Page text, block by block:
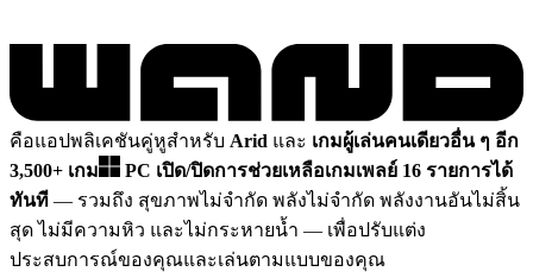
คือแอปพลิเคชันคู่หูสำหรับ Arid และ เกมผู้เล่นคนเดียวอื่น ๆ อีก
3,500+ เกม
PC เปิด/ปิดการช่วยเหลือเกมเพลย์ 16 รายการได้
ทันที — รวมถึง สุขภาพไม่จำกัด พลังไม่จำกัด พลังงานอันไม่สิ้น
สุด ไม่มีความหิว และไม่กระหายน้ำ — เพื่อปรับแต่ง
ประสบการณ์ของคุณและเล่นตามแบบของคุณ